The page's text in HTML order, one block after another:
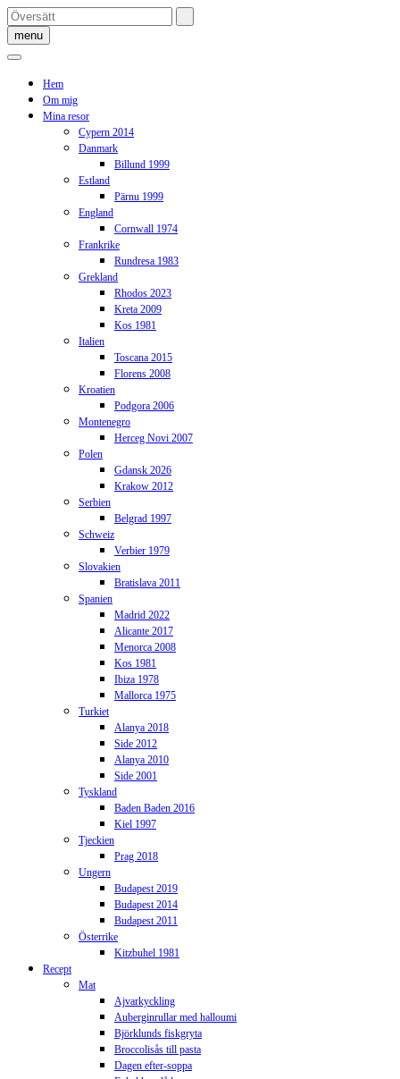
Skip
to
content
menu
Hem
Om mig
Mina resor
Cypern 2014
Danmark
Billund 1999
Estland
Pärnu 1999
England
Cornwall 1974
Frankrike
Rundresa 1983
Grekland
Rhodos 2023
Kreta 2009
Kos 1981
Italien
Toscana 2015
Florens 2008
Kroatien
Podgora 2006
Montenegro
Herceg Novi 2007
Polen
Gdansk 2026
Krakow 2012
Serbien
Belgrad 1997
Schweiz
Verbier 1979
Slovakien
Bratislava 2011
Spanien
Madrid 2022
Alicante 2017
Menorca 2008
Kos 1981
Ibiza 1978
Mallorca 1975
Turkiet
Alanya 2018
Side 2012
Alanya 2010
Side 2001
Tyskland
Baden Baden 2016
Kiel 1997
Tjeckien
Prag 2018
Ungern
Budapest 2019
Budapest 2014
Budapest 2011
Österrike
Kitzbuhel 1981
Recept
Mat
Ajvarkyckling
Auberginrullar med halloumi
Björklunds fiskgryta
Broccolisås till pasta
Dagen efter-soppa